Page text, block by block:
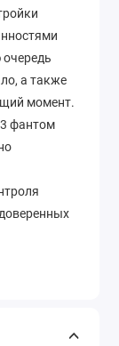
а также
момент.
фантом